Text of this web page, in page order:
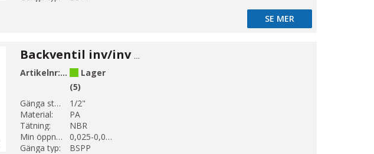
SE MER
Backventil inv/inv 1/2" utan fjäder
Artikelnr:430235304
Lager
(5)
Gänga storlek 1:
1/2"
Material:
PA
Tätning:
NBR
Min öppningstryck (bar):
0,025-0,035
Gänga typ:
BSPP